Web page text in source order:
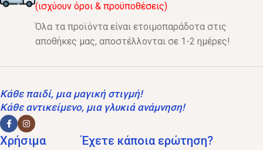
(ισχύουν όροι & προϋποθέσεις)
Όλα τα προϊόντα είναι ετοιμοπαράδοτα στις
αποθήκες μας, αποστέλλονται σε 1-2 ημέρες!
Κάθε παιδί, μια μαγική στιγμή!
Κάθε αντικείμενο, μια γλυκιά ανάμνηση!
Χρήσιμα Έχετε κάποια ερώτηση?